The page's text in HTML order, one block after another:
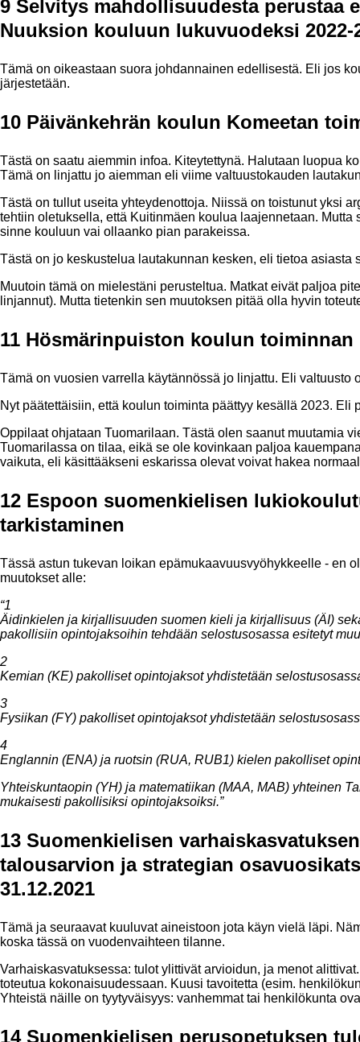
9 Selvitys mahdollisuudesta perustaa
Nuuksion kouluun lukuvuodeksi 2022-
Tämä on oikeastaan suora johdannainen edellisestä. Eli jos
järjestetään.
10 Päivänkehrän koulun Komeetan
Tästä on saatu aiemmin infoa. Kiteytettynä. Halutaan luopua
Tämä on linjattu jo aiemman eli viime valtuustokauden
Tästä on tullut useita yhteydenottoja. Niissä on toistunut yksi
tehtiin oletuksella, että Kuitinmäen koulua laajennetaan.
sinne kouluun vai ollaanko pian parakeissa.
Tästä on jo keskustelua lautakunnan kesken, eli tietoa asiasta
Muutoin tämä on mielestäni perusteltua. Matkat eivät paljoa
linjannut). Mutta tietenkin sen muutoksen pitää olla hyvin
11 Hösmärinpuiston koulun toiminnan
Tämä on vuosien varrella käytännössä jo linjattu. Eli
Nyt päätettäisiin, että koulun toiminta päättyy kesällä 2023. Eli
Oppilaat ohjataan Tuomarilaan. Tästä olen saanut muutamia
Tuomarilassa on tilaa, eikä se ole kovinkaan paljoa
vaikuta, eli käsittääkseni eskarissa olevat voivat hakea
12 Espoon suomenkielisen
tarkistaminen
Tässä astun tukevan loikan epämukaavuusvyöhykkeelle - en
muutokset alle:
“1
Äidinkielen ja kirjallisuuden suomen kieli ja kirjallisuus (ÄI)
pakollisiin opintojaksoihin tehdään selostusosassa esitetyt
2
Kemian (KE) pakolliset opintojaksot yhdistetään
3
Fysiikan (FY) pakolliset opintojaksot yhdistetään
4
Englannin (ENA) ja ruotsin (RUA, RUB1) kielen pakolliset
Yhteiskuntaopin (YH) ja matematiikan (MAA, MAB) yhteinen
mukaisesti pakollisiksi opintojaksoiksi.”
13 Suomenkielisen
talousarvion ja strategian
31.12.2021
Tämä ja seuraavat kuuluvat aineistoon jota käyn vielä läpi.
koska tässä on vuodenvaihteen tilanne.
Varhaiskasvatuksessa: tulot ylittivät arvioidun, ja menot
toteutua kokonaisuudessaan. Kuusi tavoitetta (esim.
Yhteistä näille on tyytyväisyys: vanhemmat tai henkilökunta
14 Suomenkielisen perusopetuksen